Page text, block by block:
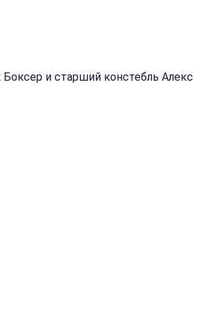
и старший констебль Алекс